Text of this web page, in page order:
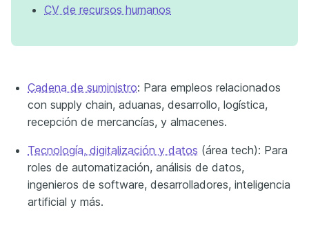
CV de recursos humanos
Cadena de suministro: Para empleos relacionados
con supply chain, aduanas, desarrollo, logística,
recepción de mercancías, y almacenes.
Tecnología, digitalización y datos (área tech): Para
roles de automatización, análisis de datos,
ingenieros de software, desarrolladores, inteligencia
artificial y más.